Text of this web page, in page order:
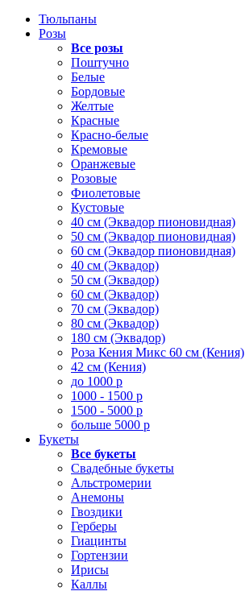
Тюльпаны
Розы
Все розы
Поштучно
Белые
Бордовые
Желтые
Красные
Красно-белые
Кремовые
Оранжевые
Розовые
Фиолетовые
Кустовые
40 см (Эквадор пионовидная)
50 см (Эквадор пионовидная)
60 см (Эквадор пионовидная)
40 см (Эквадор)
50 см (Эквадор)
60 см (Эквадор)
70 см (Эквадор)
80 см (Эквадор)
180 см (Эквадор)
Роза Кения Микс 60 см (Кения)
42 см (Кения)
до 1000 р
1000 - 1500 р
1500 - 5000 р
больше 5000 р
Букеты
Все букеты
Свадебные букеты
Альстромерии
Анемоны
Гвоздики
Герберы
Гиацинты
Гортензии
Ирисы
Каллы